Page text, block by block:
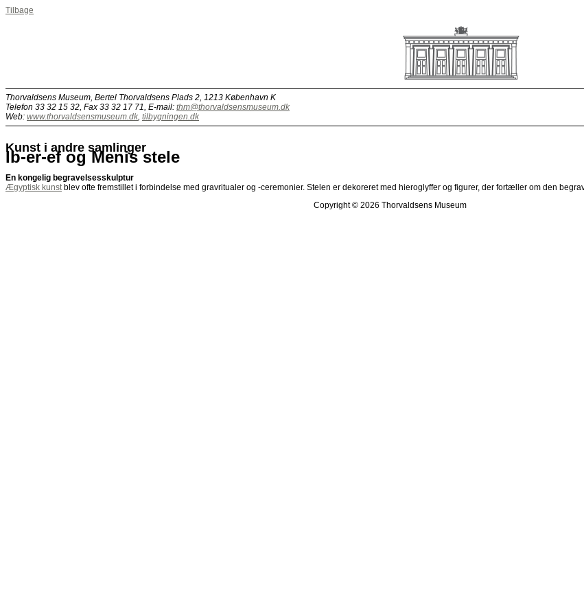
Tilbage
Thorvaldsens Museum, Bertel Thorvaldsens Plads 2, 1213 København K
Telefon 33 32 15 32, Fax 33 32 17 71, E-mail: thm@thorvaldsensmuseum.dk
Web: www.thorvaldsensmuseum.dk, tilbygningen.dk
Kunst i andre samlinger
Ib-er-ef og Menis stele
En kongelig begravelsesskulptur
Ægyptisk kunstblev ofte fremstillet i forbindelse med gravritualer og -ceremonier. Stelen er dekoreret med hieroglyffer og figurer, der fortæller om den
Copyright © 2026 Thorvaldsens Museum